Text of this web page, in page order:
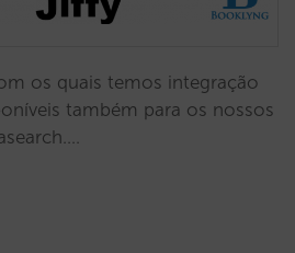
os quais temos integração
também para os nossos